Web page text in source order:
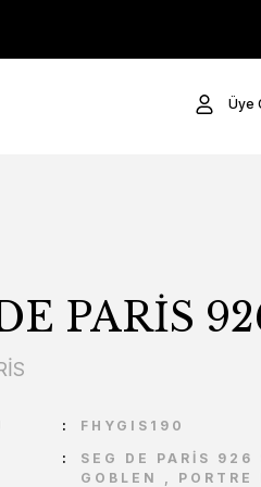
Üye
PARİS
FHYGIS190
SEG DE PARİS 926
GOBLEN
, PORTRE